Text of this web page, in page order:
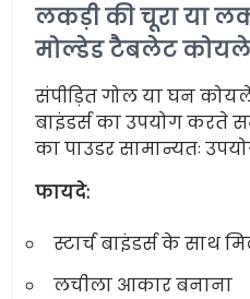
लकड़ी की चूरा या
मोल्डेड टैबलेट
संपीड़ित गोल या घन
बाइंडर्स का उपयोग करते
का पाउडर सामान्यतः
फायदे:
स्टार्च बाइंडर्स के साथ
लचीला आकार बनाना